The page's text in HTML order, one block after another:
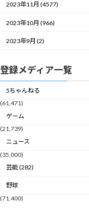
2023年11月 (4577)
2023年10月 (966)
2023年9月 (2)
登録メディア一覧
5ちゃんねる
(61,471)
ゲーム
(21,739)
ニュース
(35,000)
芸能 (282)
野球
(71,400)